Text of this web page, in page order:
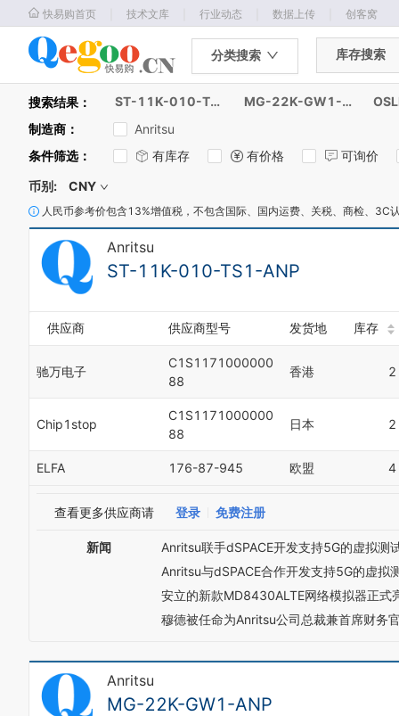
快易购首页 技术文库 行业动态 数据上传 创客窝
分类搜索 库存搜索
搜索结果： ST-11K-010-TS1-ANP MG-22K-GW1-ANP
制造商 ：
Anritsu
条件筛选： 有库存 有价格
可询价
币别:
CNY
人民币参考价包含13%增值税，不包含国际、国内运费、关税、商检、3C
Anritsu
ST-11K-010-TS1-ANP
供应商 供应商型号 发货地 库存
驰万电子
C1S1171000000
88
香港 2
Chip1stop
C1S1171000000
88
日本 2
ELFA 176-87-945 欧盟 4
查看更多供应商请 登录 免费注册
新闻
Anritsu联手dSPACE开发支持5G的虚拟测
Anritsu与dSPACE合作开发支持5G的虚拟
安立的新款MD8430ALTE网络模拟器正式
穆德被任命为Anritsu公司总裁兼首席财务
Anritsu
MG-22K-GW1-ANP